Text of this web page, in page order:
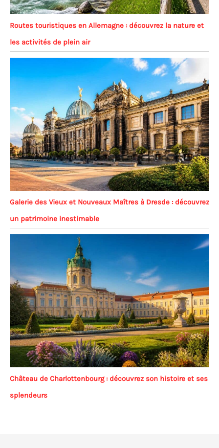
Routes touristiques en Allemagne : découvrez la nature et
les activités de plein air
Galerie des Vieux et Nouveaux Maîtres à Dresde : découvrez
un patrimoine inestimable
Château de Charlottenbourg : découvrez son histoire et ses
splendeurs